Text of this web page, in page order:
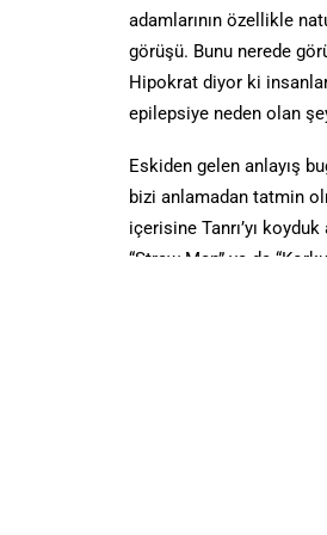
adamlarının özellikle
görüşü. Bunu nerede
Hipokrat diyor ki
epilepsiye neden olan
Eskiden gelen anlayış
bizi anlamadan tatmin
içerisine Tanrı’yı
“Straw Man” ya da